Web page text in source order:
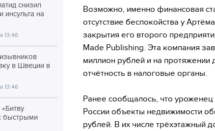
снизил
инсульта на
13:46
в Швеции в
13:46
быстрыми
Возможно, именно финансовая
отсутствие беспокойства у
закрытия его второго
Made Publishing. Эта компания
миллион рублей и на протяжении
отчётность в налоговые органы.
Ранее сообщалось, что
России объекты недвижимости
рублей. В их числе трёхэтажный